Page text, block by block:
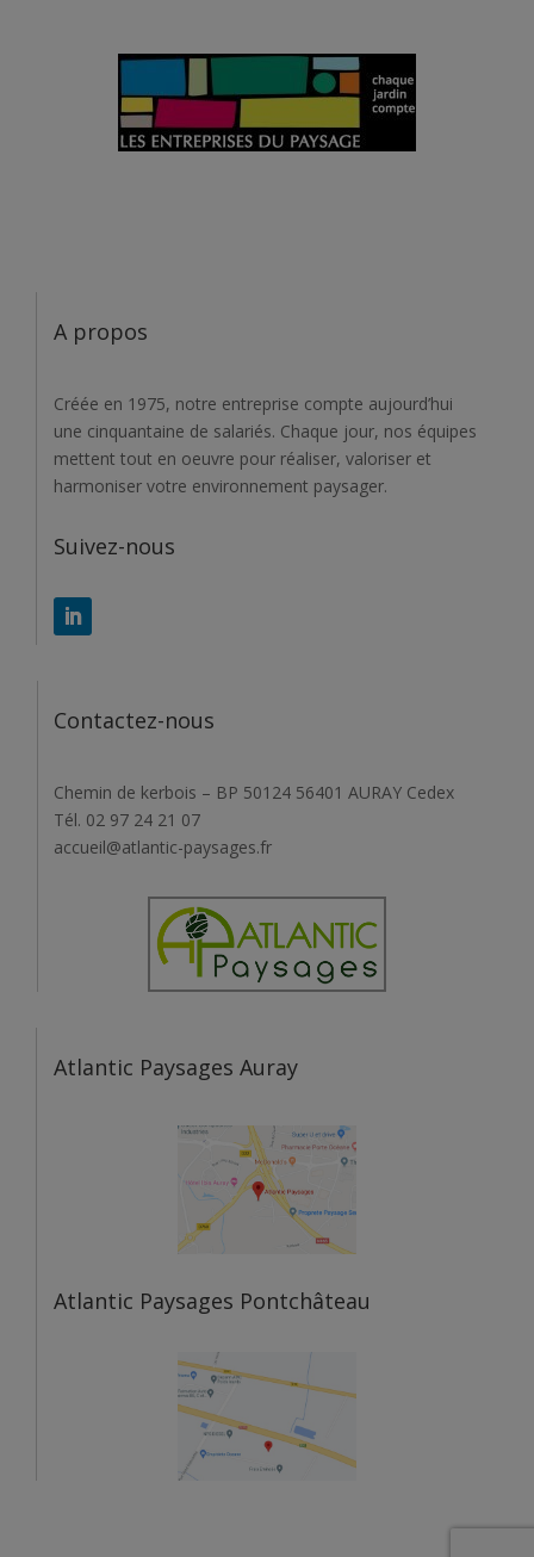
A propos
Créée en 1975, notre entreprise compte aujourd’hui
une cinquantaine de salariés. Chaque jour, nos équipes
mettent tout en oeuvre pour réaliser, valoriser et
harmoniser votre environnement paysager.
Suivez-nous
Contactez-nous
Chemin de kerbois – BP 50124 56401 AURAY Cedex
Tél. 02 97 24 21 07
accueil@atlantic-paysages.fr
Atlantic Paysages Auray
Atlantic Paysages Pontchâteau